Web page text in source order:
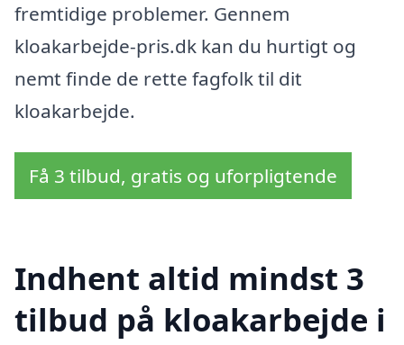
fremtidige problemer. Gennem
kloakarbejde-pris.dk kan du hurtigt og
nemt finde de rette fagfolk til dit
kloakarbejde.
Få 3 tilbud, gratis og uforpligtende
Indhent altid mindst 3
tilbud på kloakarbejde i